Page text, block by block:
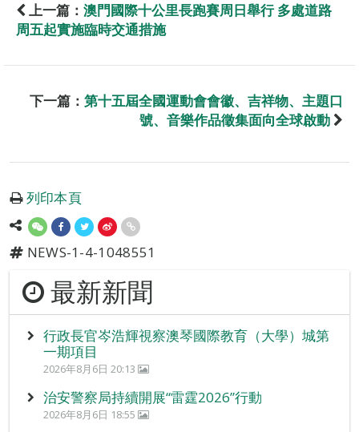
上一篇： 澳門國際十公里長跑賽周日舉行 多處道路
周五起實施臨時交通措施
下一篇： 第十五屆全國運動會會徽、吉祥物、主題口
號、音樂作品徵集面向全球啟動
列印本頁
NEWS-1-4-1048551
最新新聞
行政長官岑浩輝視察澳琴國際教育（大學）城第
一期項目
2026年8月6日 20:13
治安警察局持續開展“雷霆2026”行動
2026年8月6日 18:55